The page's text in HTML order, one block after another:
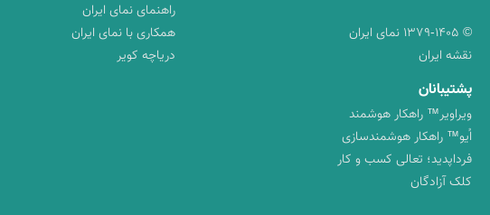
© ۱۳۷۹-۱۴۰۵ نمای ایران
نقشه ایران
راهنمای نمای ایران
همکاری با نمای ایران
دریاچه کویر
پشتیبانان
ویراویر™ راهکار هوشمند
اُیو™ راهکار هوشمندسازی
فرداپدید؛ تعالی کسب و کار
کلک آزادگان